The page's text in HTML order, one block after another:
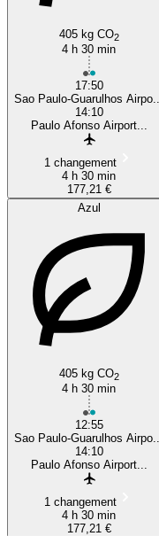
405 kg CO2
4 h 30 min
17:50
Sao Paulo-Guarulhos Airpo...
14:10
Paulo Afonso Airport...
1 changement
4 h 30 min
177,21 €
Azul
405 kg CO2
4 h 30 min
12:55
Sao Paulo-Guarulhos Airpo...
14:10
Paulo Afonso Airport...
1 changement
4 h 30 min
177,21 €